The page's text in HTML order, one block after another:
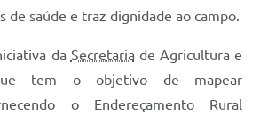
de saúde e traz dignidade ao campo.
da Secretariade Agricultura e
tem o objetivo de mapear
o Endereçamento Rural